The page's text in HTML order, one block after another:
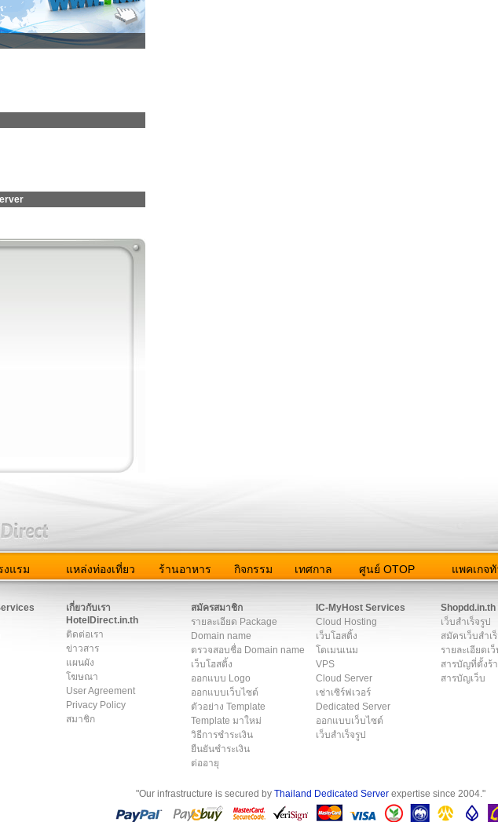
งแรม แหล่งท่องเที่ยว ร้านอาหาร กิจกรรม เทศกาล ศูนย์ OTOP แพคเกจทั
เกี่ยวกับเรา
HotelDirect.in.th
ติดต่อเรา
ข่าวสาร
แผนผัง
โฆษณา
User Agreement
Privacy Policy
สมาชิก
สมัครสมาชิก
รายละเอียด Package
Domain name
ตรวจสอบชื่อ Domain name
เว็บโฮสติ้ง
ออกแบบ Logo
ออกแบบเว็บไซต์
ตัวอย่าง Template
Template มาใหม่
วิธีการชำระเงิน
ยืนยันชำระเงิน
ต่ออายุ
IC-MyHost Services
Cloud Hosting
เว็บโฮสติ้ง
โดเมนเนม
VPS
Cloud Server
เช่าเซิร์ฟเวอร์
Dedicated Server
ออกแบบเว็บไซต์
เว็บสำเร็จรูป
Shopdd.in.th
เว็บสำเร็จรูป
สมัครเว็บสำเ
รายละเอียดเ
สารบัญที่ตั้งร้
สารบัญเว็บ
"Our infrastructure is secured by Thailand Dedicated Serverexpertise since 2004."